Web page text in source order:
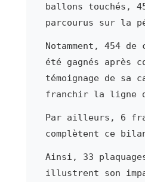
ballons touchés,
parcourus sur la
Notamment, 454
été gagnés après
témoignage de sa
franchir la ligne
Par ailleurs, 6
complètent ce
Ainsi, 33
illustrent son